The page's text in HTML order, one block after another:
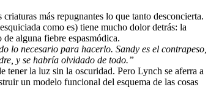
más repugnantes lo que tanto desconcierta.
como es) tiene mucho dolor detrás: la
alguna fiebre espasmódica.
lo necesario para hacerlo. Sandy es el contrapeso,
y se habría olvidado de todo.”
tener la luz sin la oscuridad. Pero Lynch se aferra a
un modelo funcional del esquema de las cosas